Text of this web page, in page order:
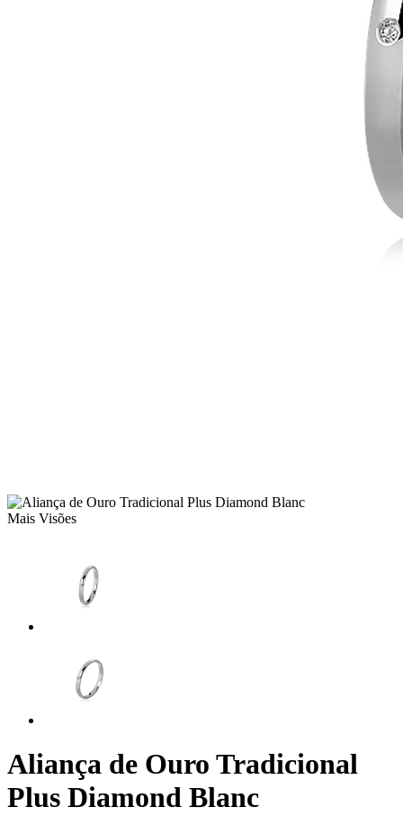
Mais Visões
Aliança de Ouro Tradicional
Plus Diamond Blanc